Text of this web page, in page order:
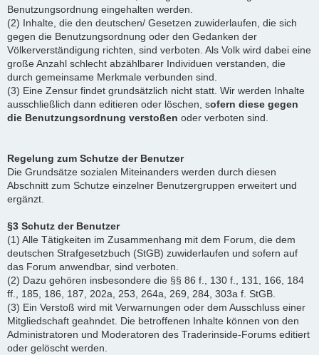
Benutzungsordnung eingehalten werden.
(2) Inhalte, die den deutschen/ Gesetzen zuwiderlaufen, die sich
gegen die Benutzungsordnung oder den Gedanken der
Völkerverständigung richten, sind verboten. Als Volk wird dabei eine
große Anzahl schlecht abzählbarer Individuen verstanden, die
durch gemeinsame Merkmale verbunden sind.
(3) Eine Zensur findet grundsätzlich nicht statt. Wir werden Inhalte
ausschließlich dann editieren oder löschen, sofern diese gegen
die Benutzungsordnung verstoßen oder verboten sind.
Regelung zum Schutze der Benutzer
Die Grundsätze sozialen Miteinanders werden durch diesen
Abschnitt zum Schutze einzelner Benutzergruppen erweitert und
ergänzt.
§3 Schutz der Benutzer
(1) Alle Tätigkeiten im Zusammenhang mit dem Forum, die dem
deutschen Strafgesetzbuch (StGB) zuwiderlaufen und sofern auf
das Forum anwendbar, sind verboten.
(2) Dazu gehören insbesondere die §§ 86 f., 130 f., 131, 166, 184
ff., 185, 186, 187, 202a, 253, 264a, 269, 284, 303a f. StGB.
(3) Ein Verstoß wird mit Verwarnungen oder dem Ausschluss einer
Mitgliedschaft geahndet. Die betroffenen Inhalte können von den
Administratoren und Moderatoren des Traderinside-Forums editiert
oder gelöscht werden.